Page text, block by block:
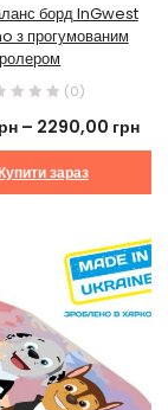
борд InGwest
з прогумованим
ролером
(0)
– 2290,00 грн
зараз